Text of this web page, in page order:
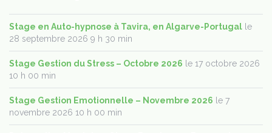
Stage en Auto-hypnose à Tavira, en Algarve-Portugal le
28 septembre 2026 9 h 30 min
Stage Gestion du Stress – Octobre 2026 le 17 octobre 2026
10 h 00 min
Stage Gestion Emotionnelle – Novembre 2026 le 7
novembre 2026 10 h 00 min